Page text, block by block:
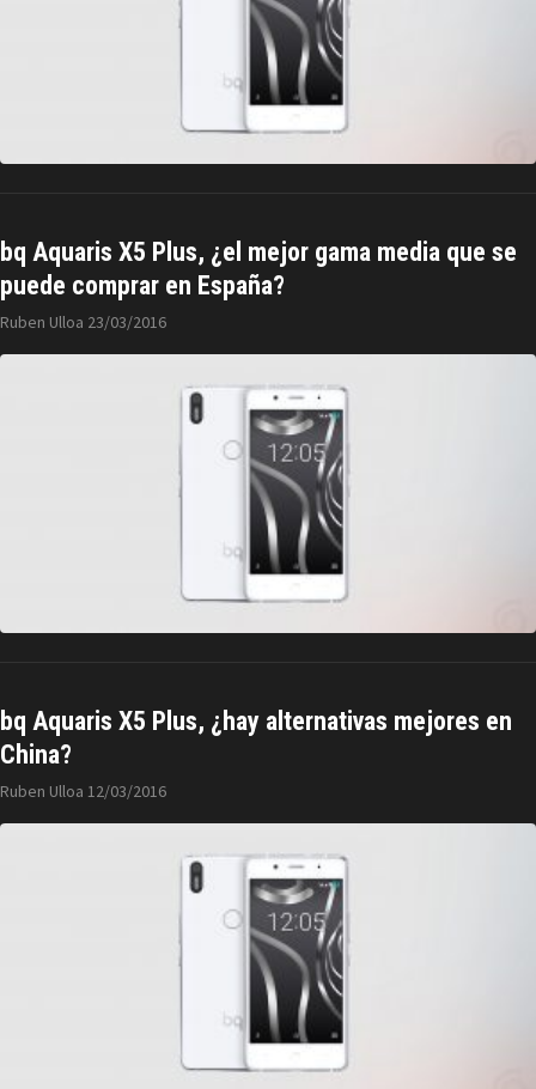
bq Aquaris X5 Plus, ¿el mejor gama media que se
puede comprar en España?
Ruben Ulloa 23/03/2016
bq Aquaris X5 Plus, ¿hay alternativas mejores en
China?
Ruben Ulloa 12/03/2016